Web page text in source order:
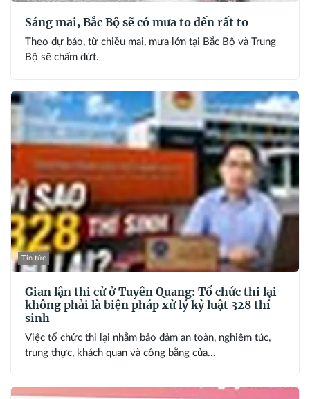
Sáng mai, Bắc Bộ sẽ có mưa to đến rất to
Theo dự báo, từ chiều mai, mưa lớn tại Bắc Bộ và Trung
Bộ sẽ chấm dứt.
Tin tức
Gian lận thi cử ở Tuyên Quang: Tổ chức thi lại
không phải là biện pháp xử lý kỷ luật 328 thí
sinh
Việc tổ chức thi lại nhằm bảo đảm an toàn, nghiêm túc,
trung thực, khách quan và công bằng của...